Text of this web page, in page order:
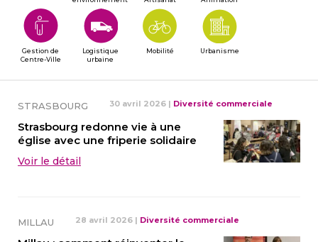
Gestion de
Centre-Ville
Logistique
urbaine
Mobilité Urbanisme
STRASBOURG 30 avril 2026 | Diversité commerciale
Strasbourg redonne vie à une
église avec une friperie solidaire
Voir le détail
MILLAU 28 avril 2026 | Diversité commerciale